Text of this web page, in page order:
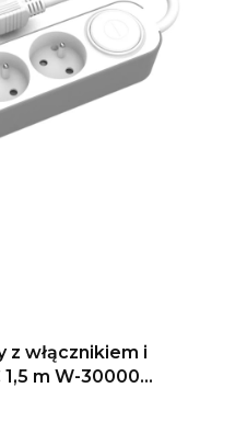
z włącznikiem i
1,5 m W-30000